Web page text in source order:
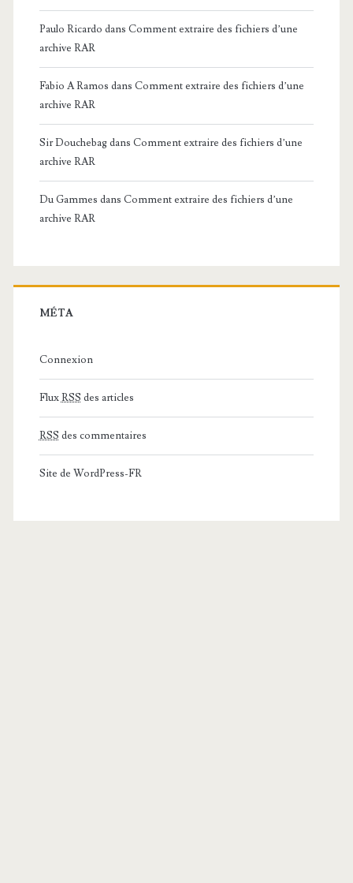
Paulo Ricardo dans Comment extraire des fichiers d’une
archive RAR
Fabio A Ramos dans Comment extraire des fichiers d’une
archive RAR
Sir Douchebagdans Comment extraire des fichiers d’une
archive RAR
Du Gammes dans Comment extraire des fichiers d’une
archive RAR
MÉTA
Connexion
FluxRSS des articles
RSS des commentaires
Site de WordPress-FR